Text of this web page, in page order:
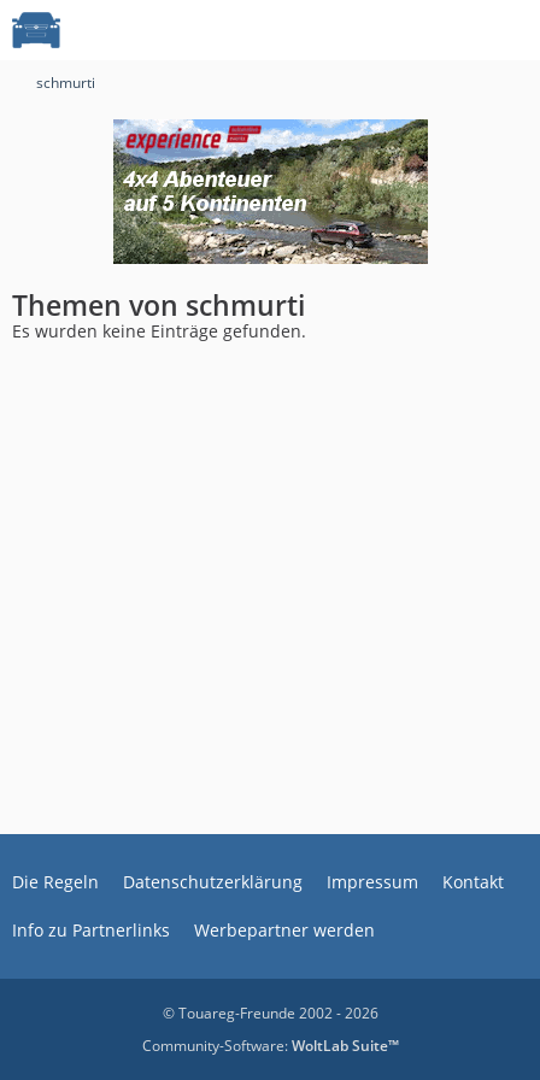
schmurti
Themen von schmurti
Es wurden keine Einträge gefunden.
Die Regeln Datenschutzerklärung Impressum Kontakt
Info zu Partnerlinks Werbepartner werden
© Touareg-Freunde 2002 - 2026
Community-Software:WoltLab Suite™